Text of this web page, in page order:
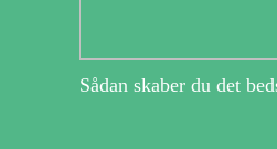
Sådan skaber du det